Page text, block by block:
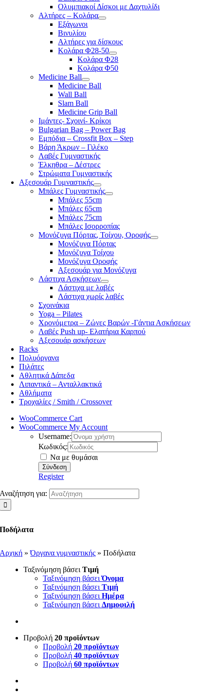
Ολυμπιακοί Δίσκοι με Δαχτυλίδι
Αλτήρες – Κολάρα
Εξάγωνοι
Βινυλίου
Αλτήρες για δίσκους
Κολάρα Φ28-50
Κολάρα Φ28
Κολάρα Φ50
Medicine Ball
Medicine Ball
Wall Ball
Slam Ball
Medicine Grip Ball
Ιμάντες- Σχοινί- Κρίκοι
Bulgarian Bag – Power Bag
Εμπόδια – Crossfit Box – Step
Βάρη Άκρων – Γιλέκο
Λαβές Γυμναστικής
Έλκηθρα – Δέστρες
Στρώματα Γυμναστικής
Αξεσουάρ Γυμναστικής
Μπάλες Γυμναστικής
Μπάλες 55cm
Μπάλες 65cm
Μπάλες 75cm
Μπάλες Ισορροπίας
Μονόζυγα Πόρτας, Τοίχου, Οροφής
Μονόζυγα Πόρτας
Μονόζυγα Τοίχου
Μονόζυγα Οροφής
Αξεσουάρ για Μονόζυγα
Λάστιχα Ασκήσεων
Λάστιχα με λαβές
Λάστιχα χωρίς λαβές
Σχοινάκια
Yoga – Pilates
Χρονόμετρα – Ζώνες Βαρών -Γάντια Ασκήσεων
Λαβές Push up- Ελατήρια Καρπού
Αξεσουάρ ασκήσεων
Racks
Πολυόργανα
Πιλάτες
Αθλητικά Δάπεδα
Λιπαντικά – Ανταλλακτικά
Αθλήματα
Τροχαλίες / Smith / Crossover
WooCommerce Cart
WooCommerce My Account
Username:
Κωδικός:
Να με θυμάσαι
Register
Αναζήτηση για:
Ποδήλατα
Αρχική »Όργανα γυμναστικής »Ποδήλατα
Ταξινόμηση βάσει Τιμή
Ταξινόμηση βάσειΌνομα
Ταξινόμηση βάσει Τιμή
Ταξινόμηση βάσει Ημέρα
Ταξινόμηση βάσει Δημοφιλή
Προβολή 20 προϊόντων
Προβολή 20 προϊόντων
Προβολή 40 προϊόντων
Προβολή 60 προϊόντων